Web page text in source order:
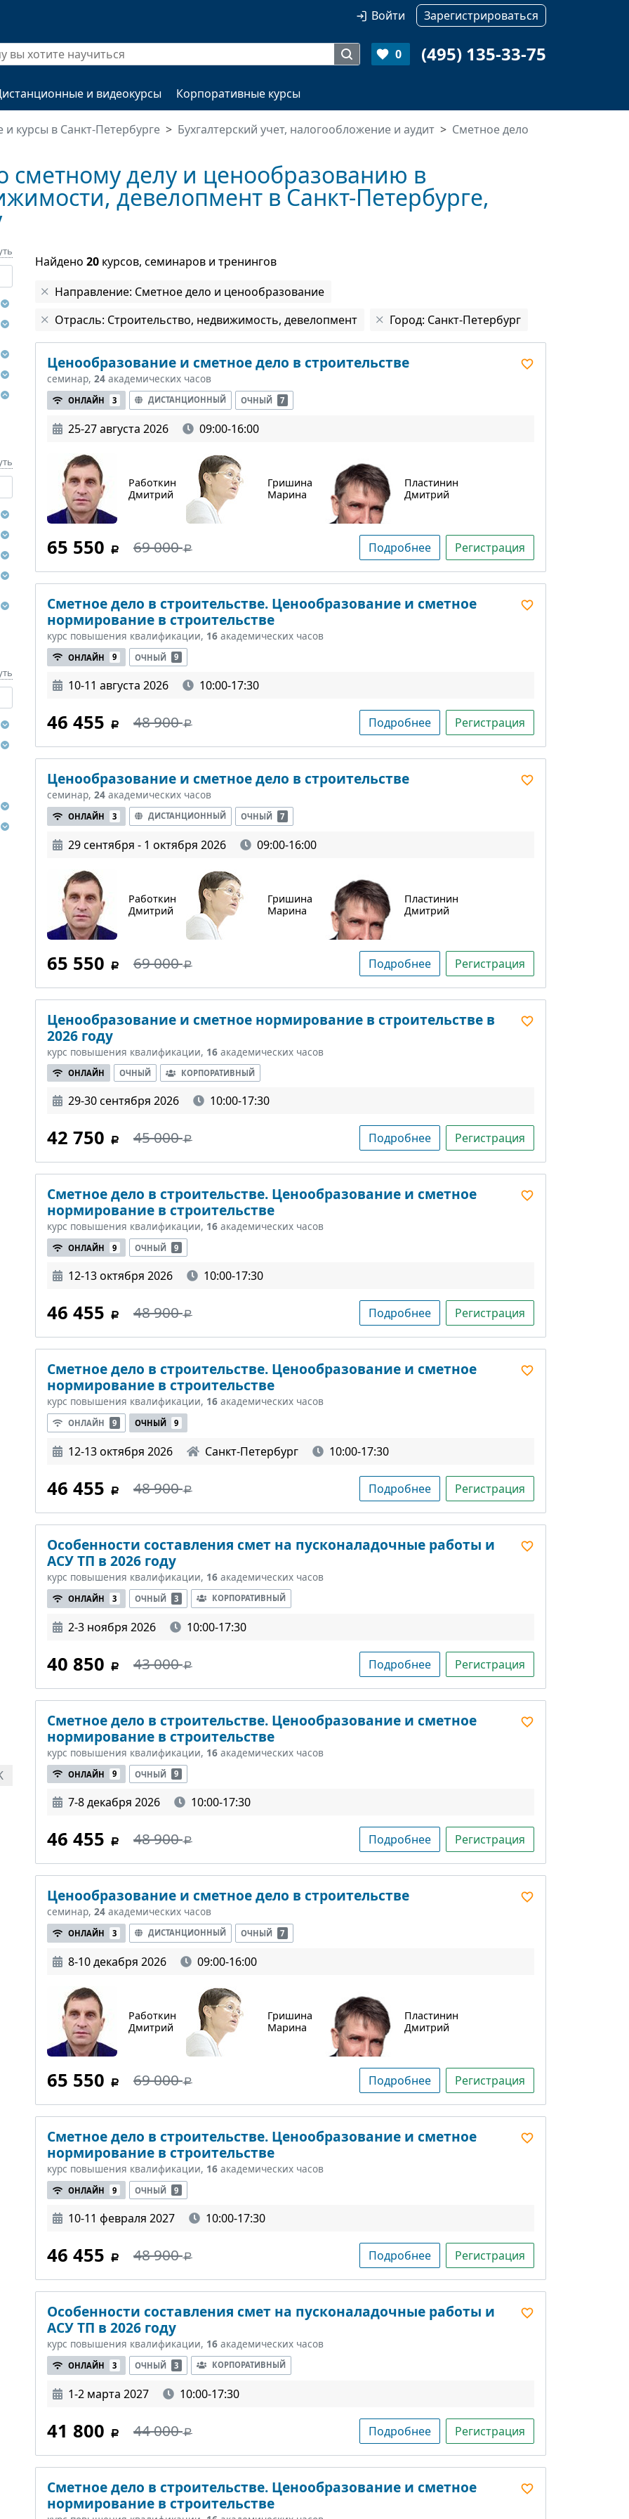
Войти Зарегистрироваться
0 (495) 135-33-75
и видеокурсы Корпоративные курсы
и курсы в Санкт-Петербурге Бухгалтерский учет, налогообложение и аудит
Сметное дело
делу и ценообразованию в
девелопмент в Санкт-Петербурге,
Найдено 20 курсов, семинаров и тренингов
Направление: Сметное дело и ценообразование
Отрасль: Строительство, недвижимость, девелопмент
Город: Санкт-Петербург
Ценообразование и сметное дело в строительстве
семинар, 24 академических часов
ОНЛАЙН 3 ДИСТАНЦИОННЫЙ ОЧНЫЙ 7
25-27 августа 2026 09:00-16:00
Работкин
Дмитрий
Гришина
Марина
Пластинин
Дмитрий
65 550 69 000 Подробнее Регистрация
Сметное дело в строительстве. Ценообразование и сметное
нормирование в строительстве
курс повышения квалификации, 16 академических часов
ОНЛАЙН 9 ОЧНЫЙ 9
10-11 августа 2026 10:00-17:30
46 455 48 900 Подробнее Регистрация
Ценообразование и сметное дело в строительстве
семинар, 24 академических часов
ОНЛАЙН 3 ДИСТАНЦИОННЫЙ ОЧНЫЙ 7
29 сентября - 1 октября 2026 09:00-16:00
Работкин
Дмитрий
Гришина
Марина
Пластинин
Дмитрий
65 550 69 000 Подробнее Регистрация
Ценообразование и сметное нормирование в строительстве в
2026 году
курс повышения квалификации, 16 академических часов
ОНЛАЙН ОЧНЫЙ КОРПОРАТИВНЫЙ
29-30 сентября 2026 10:00-17:30
42 750 45 000 Подробнее Регистрация
Сметное дело в строительстве. Ценообразование и сметное
нормирование в строительстве
курс повышения квалификации, 16 академических часов
ОНЛАЙН 9 ОЧНЫЙ 9
12-13 октября 2026 10:00-17:30
46 455 48 900 Подробнее Регистрация
Сметное дело в строительстве. Ценообразование и сметное
нормирование в строительстве
курс повышения квалификации, 16 академических часов
ОНЛАЙН 9 ОЧНЫЙ 9
12-13 октября 2026 Санкт-Петербург 10:00-17:30
46 455 48 900 Подробнее Регистрация
Особенности составления смет на пусконаладочные работы и
АСУ ТП в 2026 году
курс повышения квалификации, 16 академических часов
ОНЛАЙН 3 ОЧНЫЙ 3 КОРПОРАТИВНЫЙ
2-3 ноября 2026 10:00-17:30
40 850 43 000 Подробнее Регистрация
Сметное дело в строительстве. Ценообразование и сметное
нормирование в строительстве
курс повышения квалификации, 16 академических часов
ОНЛАЙН 9 ОЧНЫЙ 9
7-8 декабря 2026 10:00-17:30
46 455 48 900 Подробнее Регистрация
Ценообразование и сметное дело в строительстве
семинар, 24 академических часов
ОНЛАЙН 3 ДИСТАНЦИОННЫЙ ОЧНЫЙ 7
8-10 декабря 2026 09:00-16:00
Работкин
Дмитрий
Гришина
Марина
Пластинин
Дмитрий
65 550 69 000 Подробнее Регистрация
Сметное дело в строительстве. Ценообразование и сметное
нормирование в строительстве
курс повышения квалификации, 16 академических часов
ОНЛАЙН 9 ОЧНЫЙ 9
10-11 февраля 2027 10:00-17:30
46 455 48 900 Подробнее Регистрация
Особенности составления смет на пусконаладочные работы и
АСУ ТП в 2026 году
курс повышения квалификации, 16 академических часов
ОНЛАЙН 3 ОЧНЫЙ 3 КОРПОРАТИВНЫЙ
1-2 марта 2027 10:00-17:30
41 800 44 000 Подробнее Регистрация
Сметное дело в строительстве. Ценообразование и сметное
нормирование в строительстве